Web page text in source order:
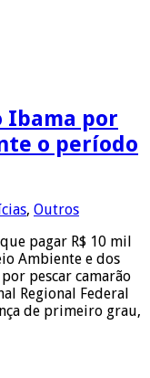
Ibama por
o período
, Outros
pagar R$ 10 mil
Ambiente e dos
pescar camarão
Regional Federal
de primeiro grau,